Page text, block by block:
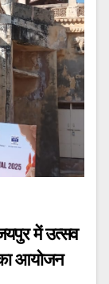
में उत्सव
आयोजन